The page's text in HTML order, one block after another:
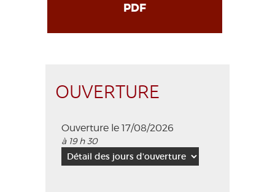
PDF
OUVERTURE
Ouverture le 17/08/2026
à 19 h 30